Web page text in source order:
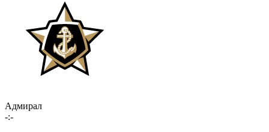
Адмирал
-:-